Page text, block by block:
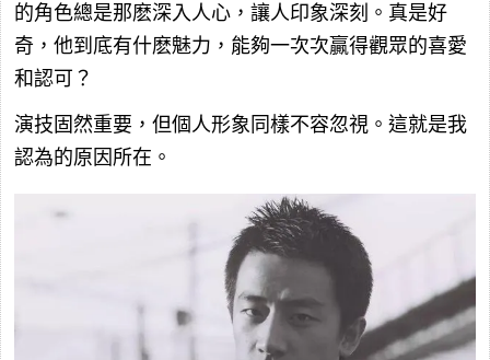
的角色總是那麽深入人心，讓人印象深刻。真是好
奇，他到底有什麽魅力，能夠一次次贏得觀眾的喜愛
和認可？
演技固然重要，但個人形象同樣不容忽視。這就是我
認為的原因所在。